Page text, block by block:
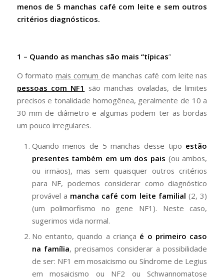
menos de 5 manchas café com leite e sem outros
critérios diagnósticos.
1 – Quando as manchas são mais “típicas”
O formatomais comumde manchas café com leite nas
pessoas com NF1 são manchas ovaladas, de limites
precisos e tonalidade homogênea, geralmente de 10 a
30 mm de diâmetro e algumas podem ter as bordas
um pouco irregulares.
Quando menos de 5 manchas desse tipo estão
presentes também em um dos pais (ou ambos,
ou irmãos), mas sem quaisquer outros critérios
para NF, podemos considerar como diagnóstico
provável a mancha café com leite familial (2, 3)
(um polimorfismo no gene NF1). Neste caso,
sugerimos vida normal.
No entanto, quando a criança é o primeiro caso
na família, precisamos considerar a possibilidade
de ser: NF1 em mosaicismo ou Síndrome de Legius
em mosaicismo ou NF2 ou Schwannomatose